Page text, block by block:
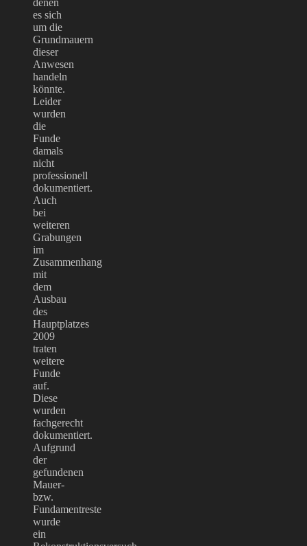
es sich
um die
Grundmauern
dieser
Anwesen
handeln
könnte.
Leider
wurden
die
Funde
damals
nicht
professionell
dokumentiert.
Auch
bei
weiteren
Grabungen
im
Zusammenhang
mit
dem
Ausbau
des
Hauptplatzes
2009
traten
weitere
Funde
auf.
Diese
wurden
fachgerecht
dokumentiert.
Aufgrund
der
gefundenen
Mauer-
bzw.
Fundamentreste
wurde
ein